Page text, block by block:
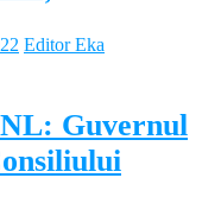
Editor Eka
Guvernul